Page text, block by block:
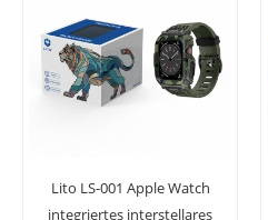
Lito LS-001 Apple Watch
integriertes interstellares